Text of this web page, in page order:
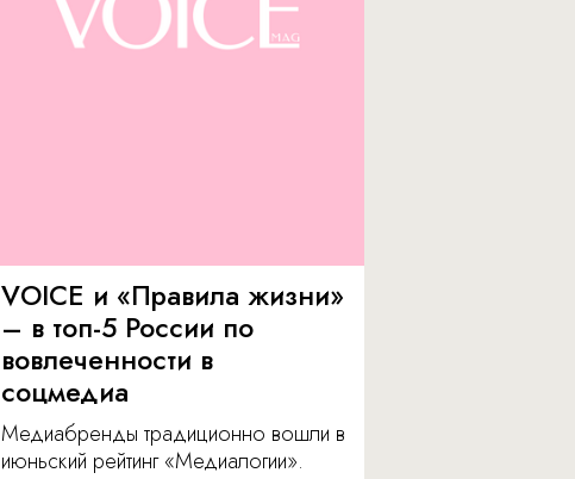
VOICE и «Правила жизни»
– в топ-5 России по
вовлеченности в
соцмедиа
Медиабренды традиционно вошли в
июньский рейтинг «Медиалогии».